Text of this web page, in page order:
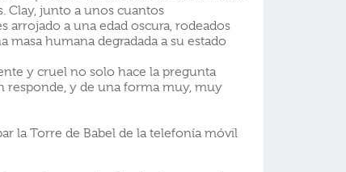
Clay, junto a unos cuantos
arrojado a una edad oscura, rodeados
masa humana degradada a su estado
y cruel no solo hace la pregunta
responde, y de una forma muy, muy
la Torre de Babel de la telefonía móvil